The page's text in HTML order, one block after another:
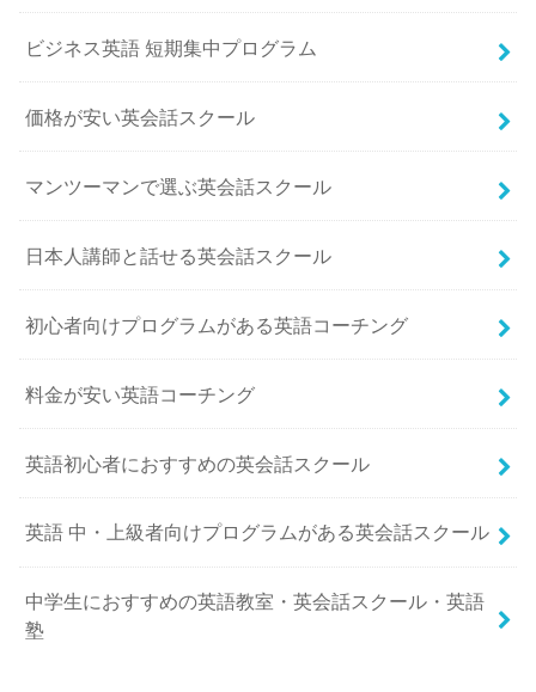
ビジネス英語 短期集中プログラム
価格が安い英会話スクール
マンツーマンで選ぶ英会話スクール
日本人講師と話せる英会話スクール
初心者向けプログラムがある英語コーチング
料金が安い英語コーチング
英語初心者におすすめの英会話スクール
英語 中・上級者向けプログラムがある英会話スクール
中学生におすすめの英語教室・英会話スクール・英語
塾